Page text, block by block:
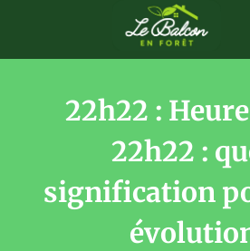
22h22 :
22h22 :
signification